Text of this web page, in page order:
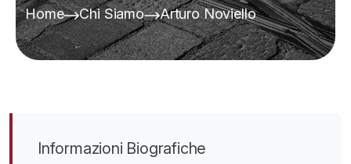
Home Chi Siamo Arturo Noviello
Informazioni Biografiche